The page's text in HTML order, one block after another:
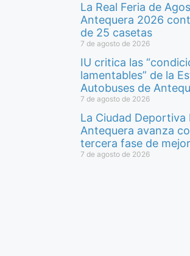
La Real Feria de
Antequera 2026
de 25 casetas
7 de agosto de 2026
IU critica las
lamentables” de la
Autobuses de
7 de agosto de 2026
La Ciudad Deportiva
Antequera avanza
tercera fase de
7 de agosto de 2026